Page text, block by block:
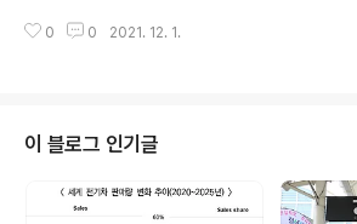
nal Renewable Energy Agency https://www.iren
mate-Goals Organised by the International Ren
ewable Energy Agency (IRENA), the fifth edition
of the In..
0 0 2021. 12. 1.
이 블로그 인기글